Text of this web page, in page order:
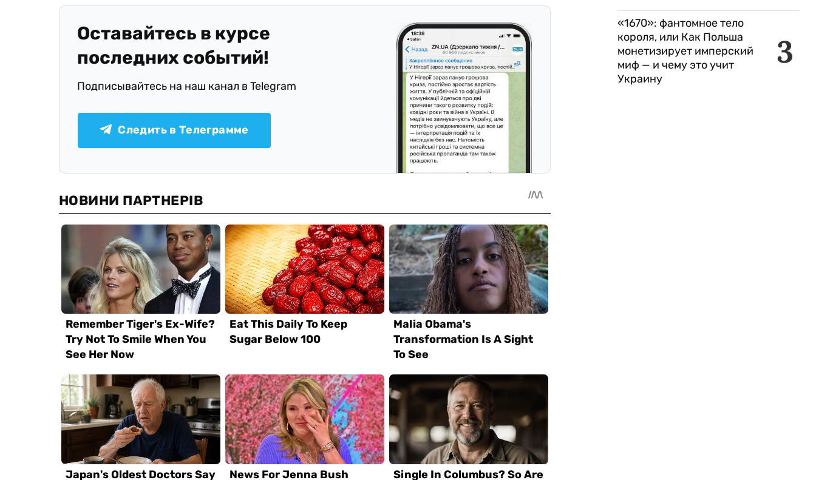
Оставайтесь в курсе
последних событий!
Подписывайтесь на наш канал в Telegram
Следить в Телеграмме
3
«1670»: фантомное тело
короля, или Как Польша
монетизирует имперский
миф — и чему это учит
Украину